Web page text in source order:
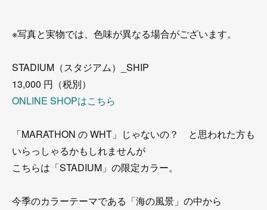
※写真と実物では、色味が異なる場合がございます。
STADIUM（スタジアム）_SHIP
13,000 円（税別）
ONLINE SHOPはこちら
「MARATHON の WHT」じゃないの？ と思われた方も
いらっしゃるかもしれませんが
こちらは「STADIUM」の限定カラー。
今季のカラーテーマである「海の風景」の中から